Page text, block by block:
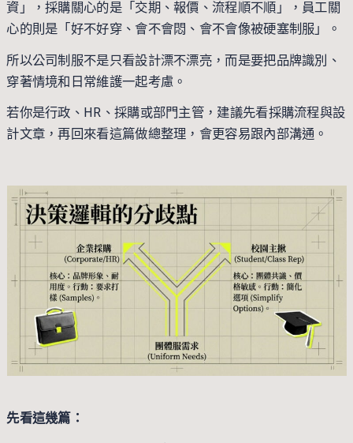
資」，採購關心的是「交期、報價、流程順不順」，員工關
心的則是「好不好穿、會不會悶、會不會像被硬塞制服」。
所以公司制服不是只看設計漂不漂亮，而是要把品牌識別、
穿著情境和日常維護一起考慮。
若你是行政、HR、採購或部門主管，建議先看採購流程與設
計文章，再回來看這篇做總整理，會更容易跟內部溝通。
先看這幾篇：